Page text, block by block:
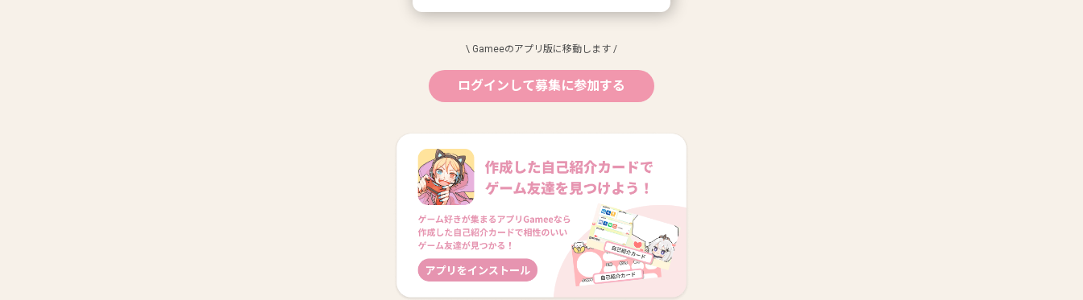
\ Gameeのアプリ版に移動します /
ログインして募集に参加する